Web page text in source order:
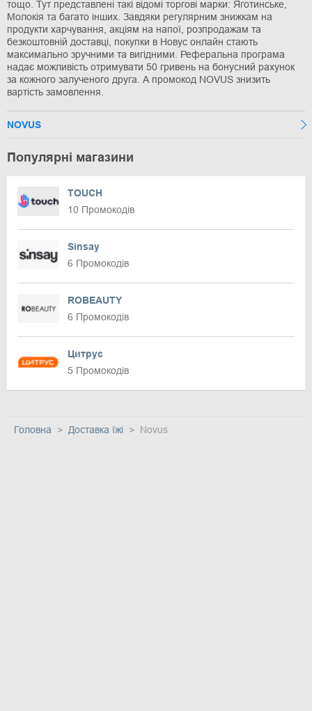
тощо. Тут представлені такі відомі торгові марки: Яготинське,
Молокія та багато інших. Завдяки регулярним знижкам на
продукти харчування, акціям на напої, розпродажам та
безкоштовній доставці, покупки в Новус онлайн стають
максимально зручними та вигідними. Реферальна програма
надає можливість отримувати 50 гривень на бонусний рахунок
за кожного залученого друга. А промокод NOVUS знизить
вартість замовлення.
NOVUS
Популярні магазини
TOUCH
10 Промокодів
Sinsay
6 Промокодів
ROBEAUTY
6 Промокодів
Цитрус
5 Промокодів
Головна Доставка їжі Novus